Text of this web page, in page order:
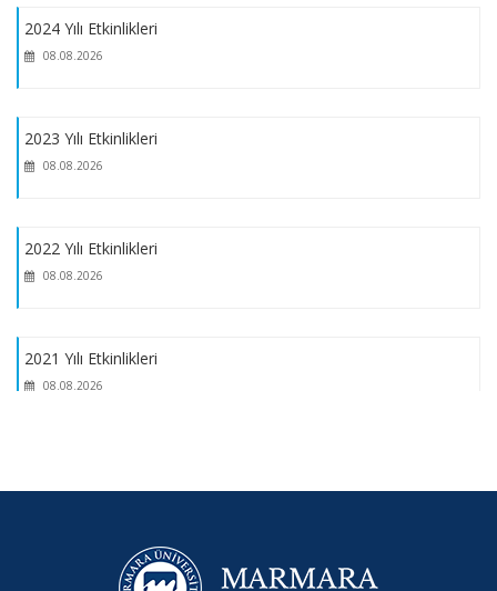
TEBRİK Doç.Dr.Fatma Nevin Şişman
2024 Yılı Etkinlikleri
08.08.2026
2023 Yılı Etkinlikleri
08.08.2026
2022 Yılı Etkinlikleri
08.08.2026
2021 Yılı Etkinlikleri
08.08.2026
08.08.2026
Lisansüstü Eğitimi ve Araştırmaları Sempozyumu-1